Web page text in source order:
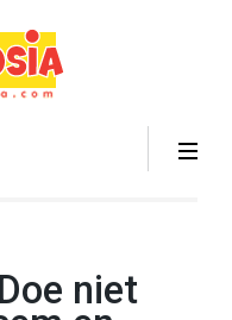
niet